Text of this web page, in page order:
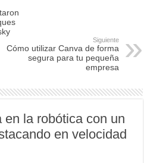
Siguiente
Cómo utilizar Canva de forma
segura para tu pequeña
empresa
la robótica con un
en velocidad